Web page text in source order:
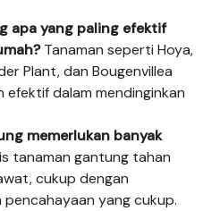
apa yang paling efektif
Tanaman seperti Hoya,
Plant, dan Bougenvillea
efektif dalam mendinginkan
memerlukan banyak
tanaman gantung tahan
cukup dengan
yang cukup.